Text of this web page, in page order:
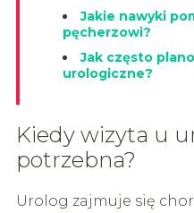
Jakie nawyki
pęcherzowi?
Jak często
urologiczne?
Kiedy wizyta u
potrzebna?
Urolog zajmuje się